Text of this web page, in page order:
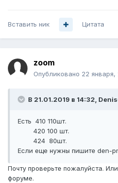
Вставить ник Цитата
zoom
Опубликовано 22 января,
В 21.01.2019 в 14:32,
Есть 410 110шт.
420 100 шт.
424 80шт.
Если еще нужны пишите den-
Почту проверьте пожалуйста.
форуме.